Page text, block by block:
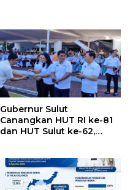
Gubernur Sulut
Canangkan HUT RI ke-81
dan HUT Sulut ke-62,
Kendaraan